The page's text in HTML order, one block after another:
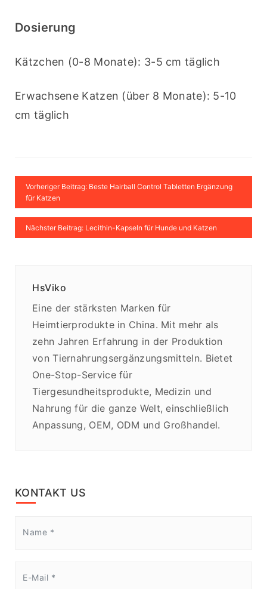
Dosierung
Kätzchen (0-8 Monate): 3-5 cm täglich
Erwachsene Katzen (über 8 Monate): 5-10
cm täglich
Vorheriger Beitrag: Beste Hairball Control Tabletten Ergänzung
für Katzen
Nächster Beitrag: Lecithin-Kapseln für Hunde und Katzen
HsViko
Eine der stärksten Marken für
Heimtierprodukte in China. Mit mehr als
zehn Jahren Erfahrung in der Produktion
von Tiernahrungsergänzungsmitteln. Bietet
One-Stop-Service für
Tiergesundheitsprodukte, Medizin und
Nahrung für die ganze Welt, einschließlich
Anpassung, OEM, ODM und Großhandel.
KONTAKT US